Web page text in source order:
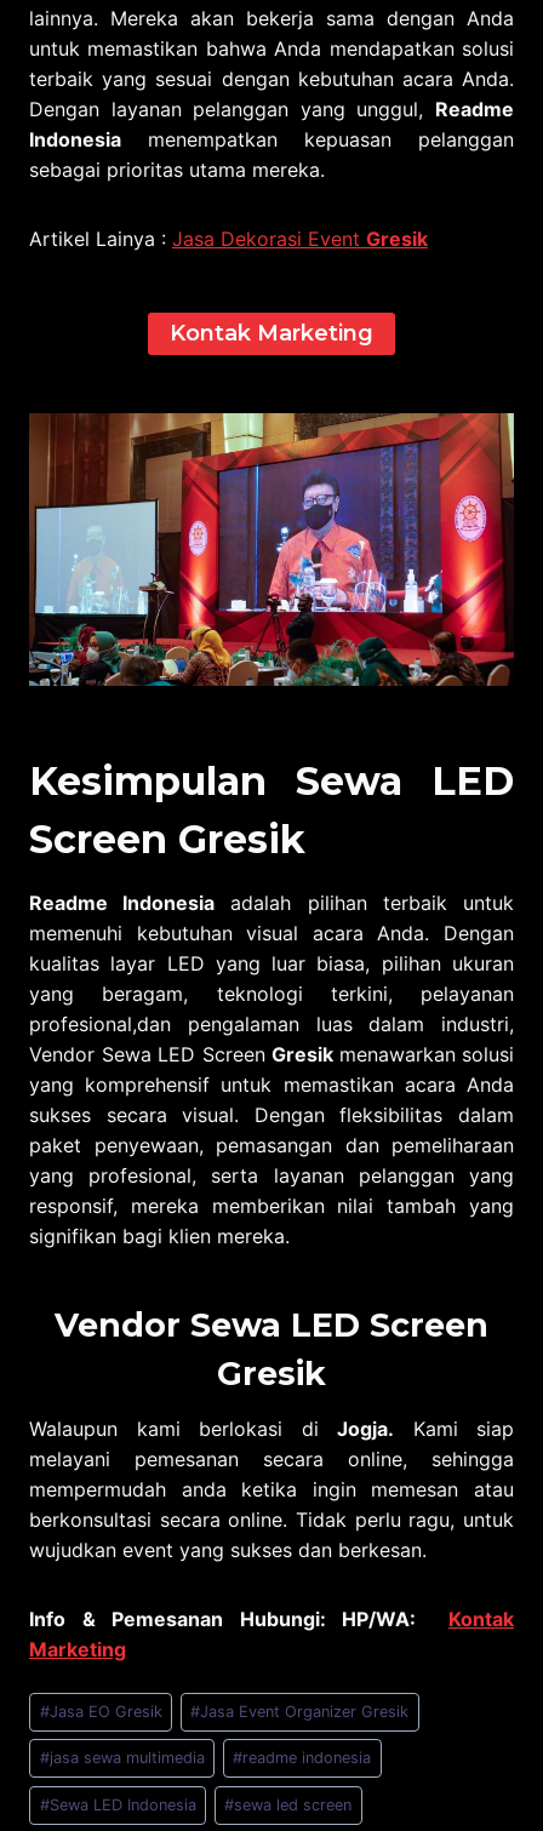
lainnya. Mereka akan bekerja sama dengan Anda
untuk memastikan bahwa Anda mendapatkan solusi
terbaik yang sesuai dengan kebutuhan acara Anda.
Dengan layanan pelanggan yang unggul, Readme
Indonesia menempatkan kepuasan pelanggan
sebagai prioritas utama mereka.
Artikel Lainya : Jasa Dekorasi Event Gresik
Kontak Marketing
Kesimpulan Sewa LED
Screen Gresik
Readme Indonesia adalah pilihan terbaik untuk
memenuhi kebutuhan visual acara Anda. Dengan
kualitas layar LED yang luar biasa, pilihan ukuran
yang beragam, teknologi terkini, pelayanan
profesional,dan pengalaman luas dalam industri,
Vendor Sewa LED Screen Gresik menawarkan solusi
yang komprehensif untuk memastikan acara Anda
sukses secara visual. Dengan fleksibilitas dalam
paket penyewaan, pemasangan dan pemeliharaan
yang profesional, serta layanan pelanggan yang
responsif, mereka memberikan nilai tambah yang
signifikan bagi klien mereka.
Vendor Sewa LED Screen
Gresik
Walaupun kami berlokasi di Jogja. Kami siap
melayani pemesanan secara online, sehingga
mempermudah anda ketika ingin memesan atau
berkonsultasi secara online. Tidak perlu ragu, untuk
wujudkan event yang sukses dan berkesan.
Info & Pemesanan Hubungi: HP/WA: Kontak
Marketing
Post
Tags:
#Jasa EO Gresik #Jasa Event Organizer Gresik
#jasa sewa multimedia #readme indonesia
#Sewa LED Indonesia #sewa led screen